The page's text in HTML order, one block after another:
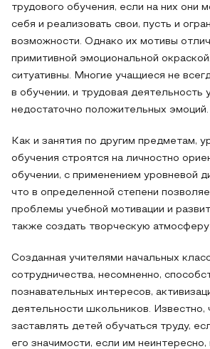
трудового обучения, если на них они
себя и реализовать свои, пусть и
возможности. Однако их мотивы
примитивной эмоциональной
ситуативны. Многие учащиеся не
в обучении, и трудовая деятельность
недостаточно положительных эмоций.
Как и занятия по другим предметам,
обучения строятся на личностно
обучении, с применением уровневой
что в определенной степени
проблемы учебной мотивации и
также создать творческую
Созданная учителями начальных
сотрудничества, несомненно,
познавательных интересов,
деятельности школьников. Известно,
заставлять детей обучаться труду,
его значимости, если им неинтересно,